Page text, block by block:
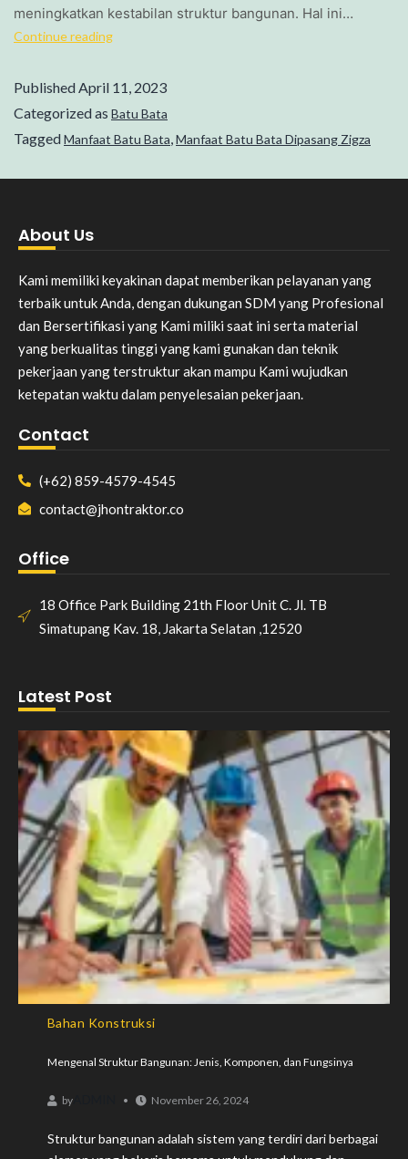
meningkatkan kestabilan struktur bangunan. Hal ini…
Continue reading
Published April 11, 2023
Categorized as Batu Bata
TaggedManfaat Batu Bata Manfaat Batu Bata Dipasang Zigza
About Us
Kami memiliki keyakinan dapat memberikan pelayanan yang
terbaik untuk Anda, dengan dukungan SDM yang Profesional
dan Bersertifikasi yang Kami miliki saat ini serta material
yang berkualitas tinggi yang kami gunakan dan teknik
pekerjaan yang terstruktur akan mampu Kami wujudkan
ketepatan waktu dalam penyelesaian pekerjaan.
Contact
(+62) 859-4579-4545
contact@jhontraktor.co
Office
18 Office Park Building 21th Floor Unit C. Jl. TB
Simatupang Kav. 18, Jakarta Selatan ,12520
Latest Post
Bahan Konstruksi
Mengenal Struktur Bangunan: Jenis, Komponen, dan Fungsinya
by November 26, 2024
Struktur bangunan adalah sistem yang terdiri dari berbagai